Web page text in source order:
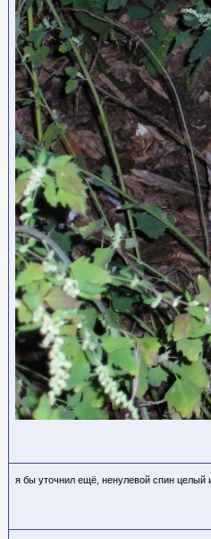
я бы уточнил ещё, ненулевой спин целый